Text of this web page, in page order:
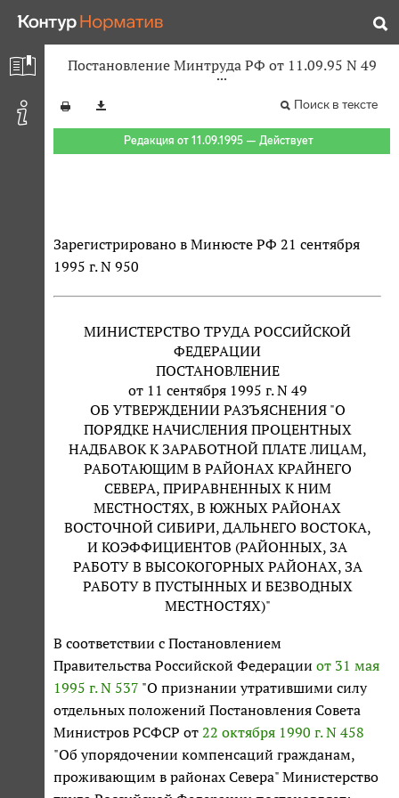
Постановление Минтруда РФ от 11.09.95 N 49
Поиск в тексте
Редакция от 11.09.1995 — Действует
Зарегистрировано в Минюсте РФ 21 сентября
1995 г. N 950
МИНИСТЕРСТВО ТРУДА РОССИЙСКОЙ
ФЕДЕРАЦИИ
ПОСТАНОВЛЕНИЕ
от 11 сентября 1995 г. N 49
ОБ УТВЕРЖДЕНИИ РАЗЪЯСНЕНИЯ "О
ПОРЯДКЕ НАЧИСЛЕНИЯ ПРОЦЕНТНЫХ
НАДБАВОК К ЗАРАБОТНОЙ ПЛАТЕ ЛИЦАМ,
РАБОТАЮЩИМ В РАЙОНАХ КРАЙНЕГО
СЕВЕРА, ПРИРАВНЕННЫХ К НИМ
МЕСТНОСТЯХ, В ЮЖНЫХ РАЙОНАХ
ВОСТОЧНОЙ СИБИРИ, ДАЛЬНЕГО ВОСТОКА,
И КОЭФФИЦИЕНТОВ (РАЙОННЫХ, ЗА
РАБОТУ В ВЫСОКОГОРНЫХ РАЙОНАХ, ЗА
РАБОТУ В ПУСТЫННЫХ И БЕЗВОДНЫХ
МЕСТНОСТЯХ)"
В соответствии с Постановлением
Правительства Российской Федерации от 31 мая
1995 г. N 537 "О признании утратившими силу
отдельных положений Постановления Совета
Министров РСФСР от 22 октября 1990 г. N 458
"Об упорядочении компенсаций гражданам,
проживающим в районах Севера" Министерство